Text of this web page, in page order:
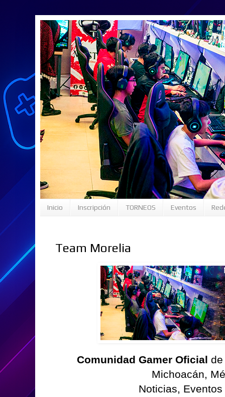
Inicio Inscripción TORNEOS Eventos
Team Morelia
Comunidad Gamer Oficial
Michoacán,
Noticias,